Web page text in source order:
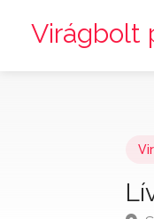
Virágbolt